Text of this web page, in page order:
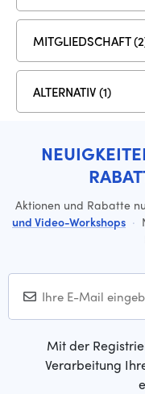
MITGLIEDSCHAFT
ALTERNATIV (1)
Aktionen und Rabatte
und Video-Workshops ·
Mit der
Verarbeitung